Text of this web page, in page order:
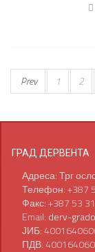
Prev 1 2
ГРАД ДЕРВЕНТА
Адреса: Трг
Телефон: +387
Факс: +387 53
Email: derv-
ЈИБ:
ПДВ: